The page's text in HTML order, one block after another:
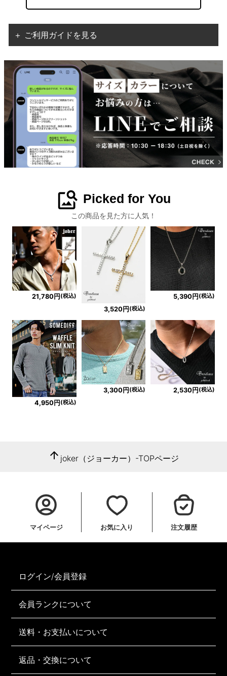
＋ ご利用ガイドを見る
image_search Picked for You
この商品を見た方に人気！
21,780円(税込)
3,520円 (税込)
5,390円(税込)
4,950円 (税込)
3,300円 (税込) 2,530円 (税込)
arrow_upward joker（ジョーカー）-TOPページ
マイページ お気に入り 注文履歴
ログイン/会員登録
会員ランクについて
送料・お支払いについて
返品・交換について